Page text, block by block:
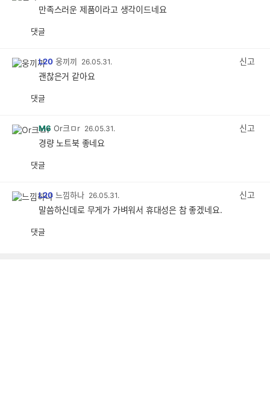
만족스러운 제품이라고 생각이드네요
댓글
L20 웅끼끼 26.05.31.
신고
괜찮은거 같아요
댓글
M6 Or크ㅁr 26.05.31.
신고
경량 노트북 좋네요
댓글
L20 느낌하나 26.05.31.
신고
말씀하신데로 무게가 가벼워서 휴대성은 참 좋겠네요.
댓글